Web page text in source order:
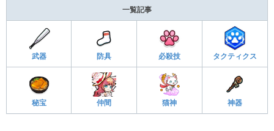
一覧記事
武器 防具 必殺技 タクティクス
秘宝 仲間 猫神 神器